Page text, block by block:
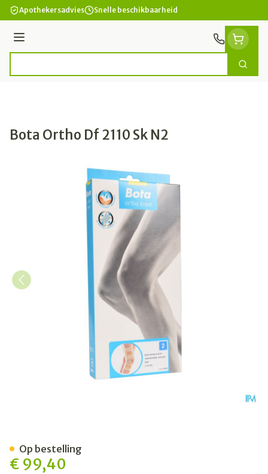
Ga naar de inhoud
Apothekersadvies Snelle beschikbaarheid
Menu
Zoek
Bota Ortho Df 2110 Sk N2
€ 99,40
Op bestelling